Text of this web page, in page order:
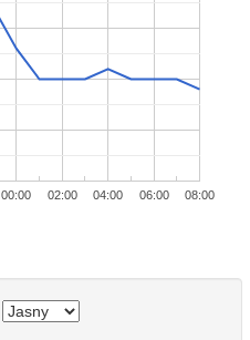
00:00 02:00 04:00 06:00 08:00